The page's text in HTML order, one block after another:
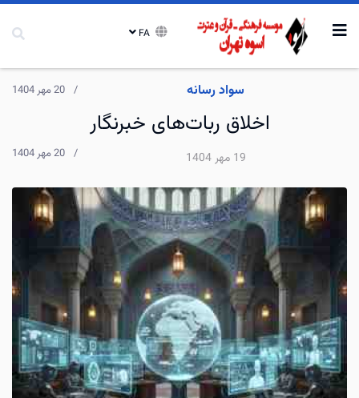
سواد رسانه 20 مهر 1404
اخلاق ربات‌های خبرنگار
19 مهر 1404 20 مهر 1404